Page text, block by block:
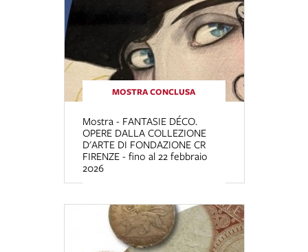
MOSTRA CONCLUSA
Mostra - FANTASIE DÉCO.
OPERE DALLA COLLEZIONE
D'ARTE DI FONDAZIONE CR
FIRENZE - fino al 22 febbraio
2026